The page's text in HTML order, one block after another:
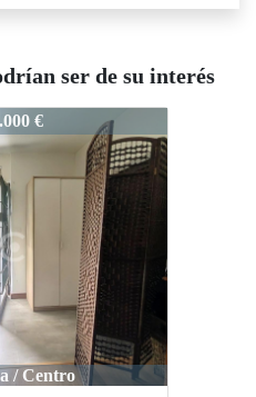
ser de su interés
€
/ Centro